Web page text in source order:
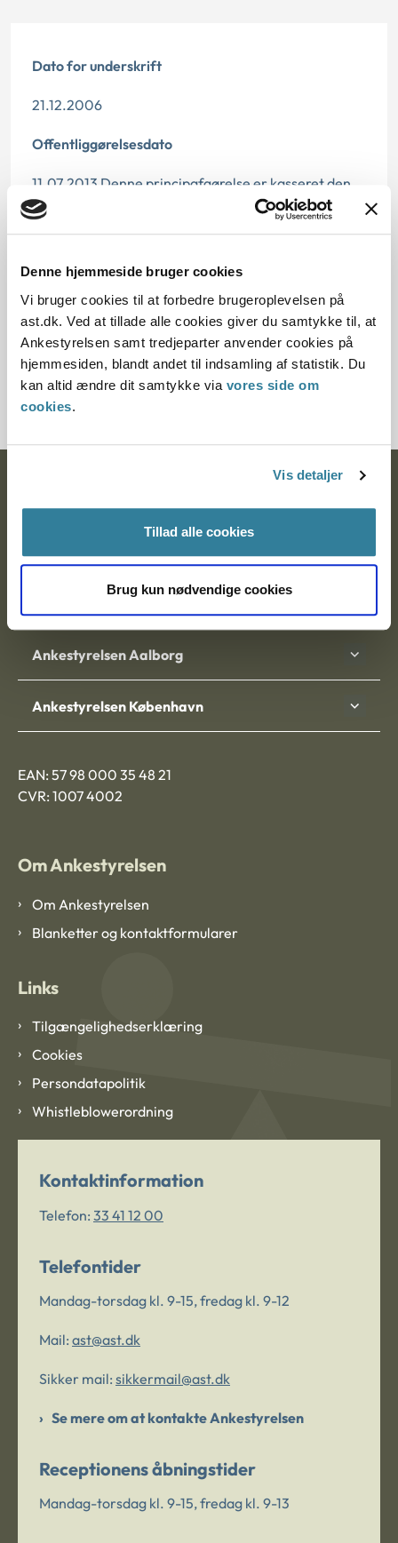
Denne hjemmeside bruger cookies
Vi bruger cookies til at forbedre brugeroplevelsen på
ast.dk. Ved at tillade alle cookies giver du samtykke til, at
Ankestyrelsen samt tredjeparter anvender cookies på
hjemmesiden, blandt andet til indsamling af statistik. Du
kan altid ændre dit samtykke via vores side om
cookies.
Vis detaljer
Tillad alle cookies
Brug kun nødvendige cookies
Dato for underskrift
21.12.2006
Offentliggørelsesdato
11.07.2013 Denne principafgørelse er kasseret den
20. november 2019, da den er erstattet af
principmeddelelse 77-19.
Paragraf
§ 39 § 42 § 42 § 58
Journalnummer
4000478-06
Nytorv 7, 2. sal
9000 Aalborg
Ankestyrelsen Aalborg
Ankestyrelsen København
EAN: 57 98 000 35 48 21
CVR: 1007 4002
Om Ankestyrelsen
Om Ankestyrelsen
Blanketter og kontaktformularer
Links
Tilgængelighedserklæring
Cookies
Persondatapolitik
Whistleblowerordning
Kontaktinformation
Telefon: 33 41 12 00
Telefontider
Mandag-torsdag kl. 9-15, fredag kl. 9-12
Mail: ast@ast.dk
Sikker mail: sikkermail@ast.dk
Se mere om at kontakte Ankestyrelsen
Receptionens åbningstider
Mandag-torsdag kl. 9-15, fredag kl. 9-13